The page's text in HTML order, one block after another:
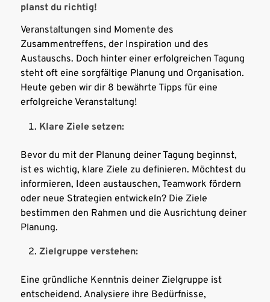
planst du richtig!
Veranstaltungen sind Momente des
Zusammentreffens, der Inspiration und des
Austauschs. Doch hinter einer erfolgreichen Tagung
steht oft eine sorgfältige Planung und Organisation.
Heute geben wir dir 8 bewährte Tipps für eine
erfolgreiche Veranstaltung!
Klare Ziele setzen:
Bevor du mit der Planung deiner Tagung beginnst,
ist es wichtig, klare Ziele zu definieren. Möchtest du
informieren, Ideen austauschen, Teamwork fördern
oder neue Strategien entwickeln? Die Ziele
bestimmen den Rahmen und die Ausrichtung deiner
Planung.
Zielgruppe verstehen:
Eine gründliche Kenntnis deiner Zielgruppe ist
entscheidend. Analysiere ihre Bedürfnisse,